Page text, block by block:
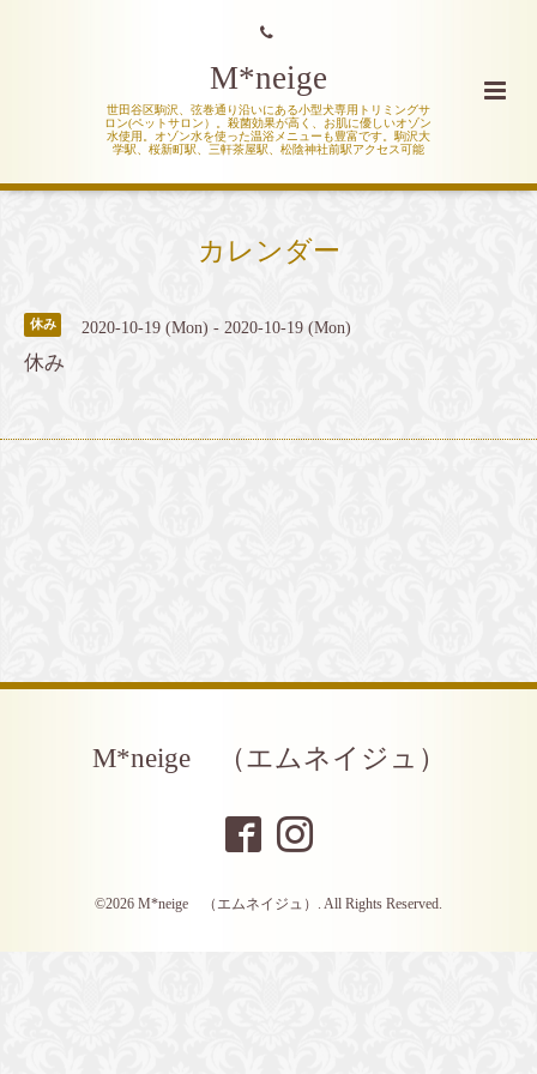
M*neige
世田谷区駒沢、弦巻通り沿いにある小型犬専用トリミングサ
ロン(ペットサロン）。殺菌効果が高く、お肌に優しいオゾン
水使用。オゾン水を使った温浴メニューも豊富です。駒沢大
学駅、桜新町駅、三軒茶屋駅、松陰神社前駅アクセス可能
カレンダー
休み 2020-10-19 (Mon) - 2020-10-19 (Mon)
休み
M*neige （エムネイジュ）
©2026 M*neige （エムネイジュ） . All Rights Reserved.